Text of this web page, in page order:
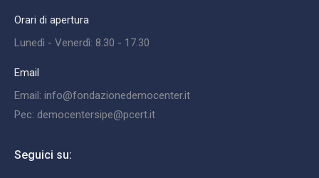
Orari di apertura
Lunedì - Venerdì: 8.30 - 17.30
Email
Email: info@fondazionedemocenter.it
Pec: democentersipe@pcert.it
Seguici su: